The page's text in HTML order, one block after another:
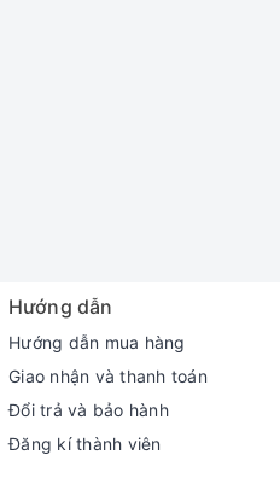
Hướng dẫn
Hướng dẫn mua hàng
Giao nhận và thanh toán
Đổi trả và bảo hành
Đăng kí thành viên